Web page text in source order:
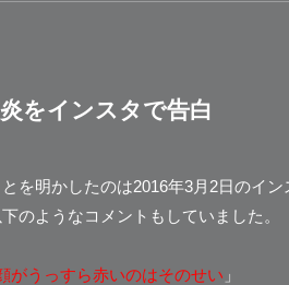
をインスタで告白
を明かしたのは2016年3月2日のイン
のようなコメントもしていました。
がうっすら赤いのはそのせい 」